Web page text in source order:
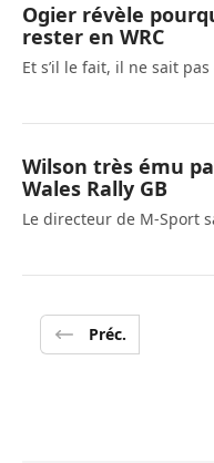
Ogier révèle
rester en WRC
Et s’il le fait, il ne sait
Wilson très ému
Wales Rally GB
Le directeur de M-Sport
Préc.